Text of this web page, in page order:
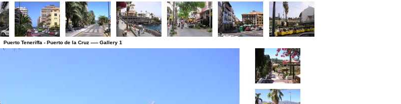
Puerto Teneriffa - Puerto de la Cruz ----- Gallery 1